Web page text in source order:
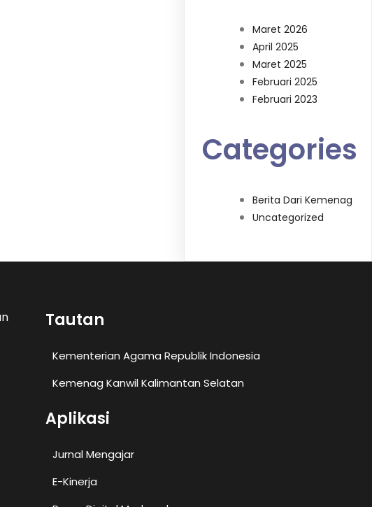
Maret 2026
April 2025
Maret 2025
Februari 2025
Februari 2023
Categories
Berita Dari Kemenag
Uncategorized
Tautan
Kementerian Agama Republik Indonesia
Kemenag Kanwil Kalimantan Selatan
Aplikasi
Jurnal Mengajar
E-Kinerja